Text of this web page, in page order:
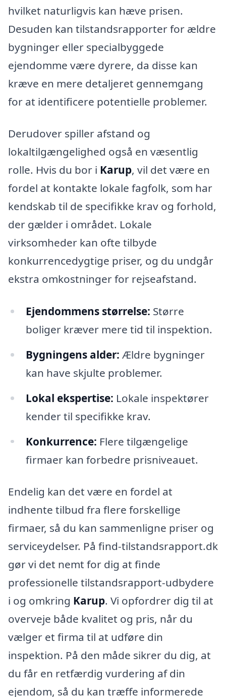
hvilket naturligvis kan hæve prisen.
Desuden kan tilstandsrapporter for ældre
bygninger eller specialbyggede
ejendomme være dyrere, da disse kan
kræve en mere detaljeret gennemgang
for at identificere potentielle problemer.
Derudover spiller afstand og
lokaltilgængelighed også en væsentlig
rolle. Hvis du bor i Karup, vil det være en
fordel at kontakte lokale fagfolk, som har
kendskab til de specifikke krav og forhold,
der gælder i området. Lokale
virksomheder kan ofte tilbyde
konkurrencedygtige priser, og du undgår
ekstra omkostninger for rejseafstand.
Ejendommens størrelse: Større
boliger kræver mere tid til inspektion.
Bygningens alder: Ældre bygninger
kan have skjulte problemer.
Lokal ekspertise: Lokale inspektører
kender til specifikke krav.
Konkurrence: Flere tilgængelige
firmaer kan forbedre prisniveauet.
Endelig kan det være en fordel at
indhente tilbud fra flere forskellige
firmaer, så du kan sammenligne priser og
serviceydelser. På find-tilstandsrapport.dk
gør vi det nemt for dig at finde
professionelle tilstandsrapport-udbydere
i og omkring Karup. Vi opfordrer dig til at
overveje både kvalitet og pris, når du
vælger et firma til at udføre din
inspektion. På den måde sikrer du dig, at
du får en retfærdig vurdering af din
ejendom, så du kan træffe informerede